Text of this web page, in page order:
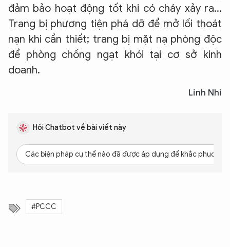
đảm bảo hoạt động tốt khi có cháy xảy ra...
Trang bị phương tiện phá dỡ để mở lối thoát
nạn khi cần thiết; trang bị mặt nạ phòng độc
để phòng chống ngạt khói tại cơ sở kinh
doanh.
Linh Nhi
Hỏi Chatbot về bài viết này
Các biện pháp cụ thể nào đã được áp dụng để khắc phục
#PCCC